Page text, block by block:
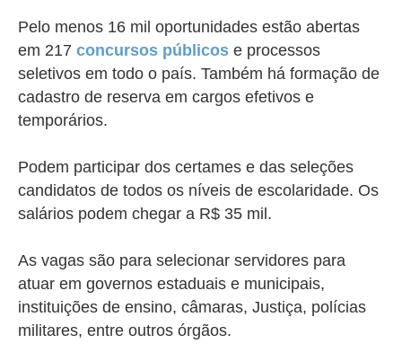
Pelo menos 16 mil oportunidades estão abertas
em 217 concursos públicos e processos
seletivos em todo o país. Também há formação de
cadastro de reserva em cargos efetivos e
temporários.
Podem participar dos certames e das seleções
candidatos de todos os níveis de escolaridade. Os
salários podem chegar a R$ 35 mil.
As vagas são para selecionar servidores para
atuar em governos estaduais e municipais,
instituições de ensino, câmaras, Justiça, polícias
militares, entre outros órgãos.